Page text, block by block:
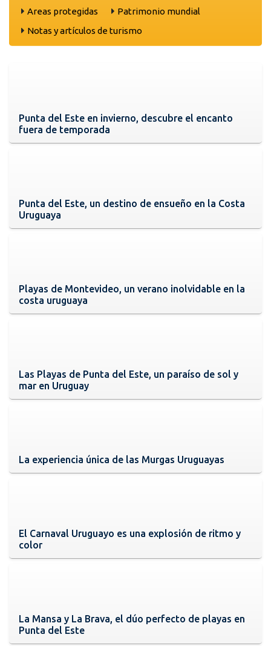
Areas protegidas
Patrimonio mundial
Notas y artículos de turismo
Punta del Este en invierno, descubre el encanto
fuera de temporada
Punta del Este, un destino de ensueño en la Costa
Uruguaya
Playas de Montevideo, un verano inolvidable en la
costa uruguaya
Las Playas de Punta del Este, un paraíso de sol y
mar en Uruguay
La experiencia única de las Murgas Uruguayas
El Carnaval Uruguayo es una explosión de ritmo y
color
La Mansa y La Brava, el dúo perfecto de playas en
Punta del Este